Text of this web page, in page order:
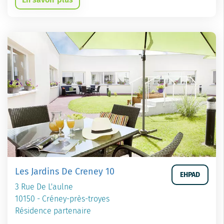
Les Jardins De Creney 10
3 Rue De L'aulne
10150 - Créney-près-troyes
Résidence partenaire
EHPAD